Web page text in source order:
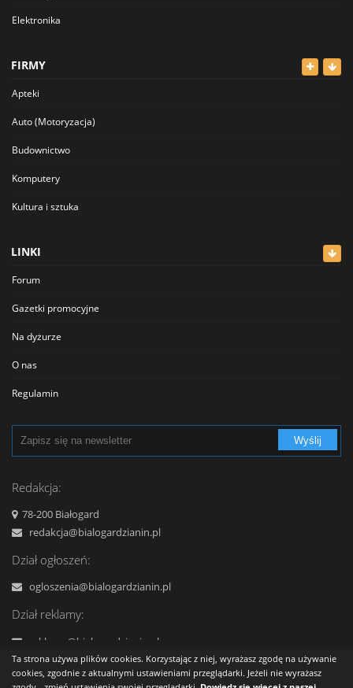
Elektronika
FIRMY
Apteki
Auto (Motoryzacja)
Budownictwo
Komputery
Kultura i sztuka
Turystyka - Wypoczynek
Usługi
Zabytki, Obiekty
LINKI
Forum
Gazetki promocyjne
Na dyżurze
O nas
Regulamin
Polityka prywatności
Cennik
Kontakt
Wyślij
Redakcja:
78-200 Białogard
redakcja@bialogardzianin.pl
Dział ogłoszeń:
ogloszenia@bialogardzianin.pl
Dział reklamy:
reklama@bialogardzianin.pl
+48 577 959 444
Ta strona używa plików cookies. Korzystając z niej, wyrażasz zgodę na używanie
cookies, zgodnie z aktualnymi ustawieniami przeglądarki. Jeżeli nie wyrażasz